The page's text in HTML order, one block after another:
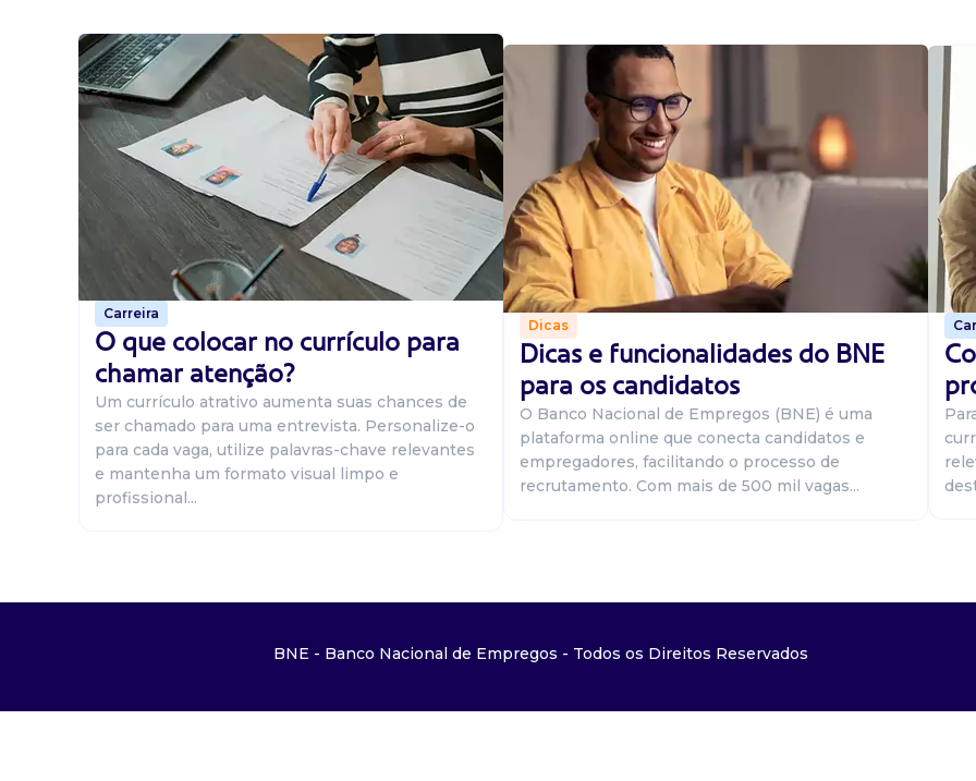
Carreira
O que colocar no currículo para
chamar atenção?
Um currículo atrativo aumenta suas chances de
ser chamado para uma entrevista. Personalize-o
para cada vaga, utilize palavras-chave relevantes
e mantenha um formato visual limpo e
profissional...
Dicas
Dicas e funcionalidades do BNE
para os candidatos
O Banco Nacional de Empregos (BNE) é uma
plataforma online que conecta candidatos e
empregadores, facilitando o processo de
recrutamento. Com mais de 500 mil vagas...
BNE - Banco Nacional de Empregos - Todos os Direitos Reservados